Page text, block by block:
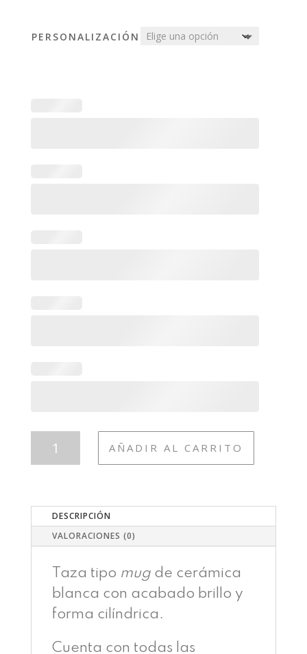
PERSONALIZACIÓN
LOVE
AÑADIR AL CARRITO
DESCRIPCIÓN
VALORACIONES (0)
Taza tipo mugde cerámica
blanca con acabado brillo y
forma cilíndrica.
Cuenta con todas las